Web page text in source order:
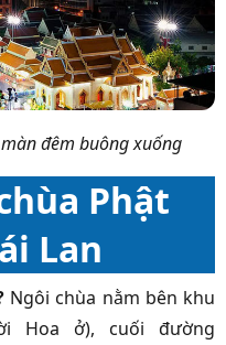
đêm buông xuống
Phật
Lan
Ngôi chùa nằm bên khu
Hoa ở), cuối đường